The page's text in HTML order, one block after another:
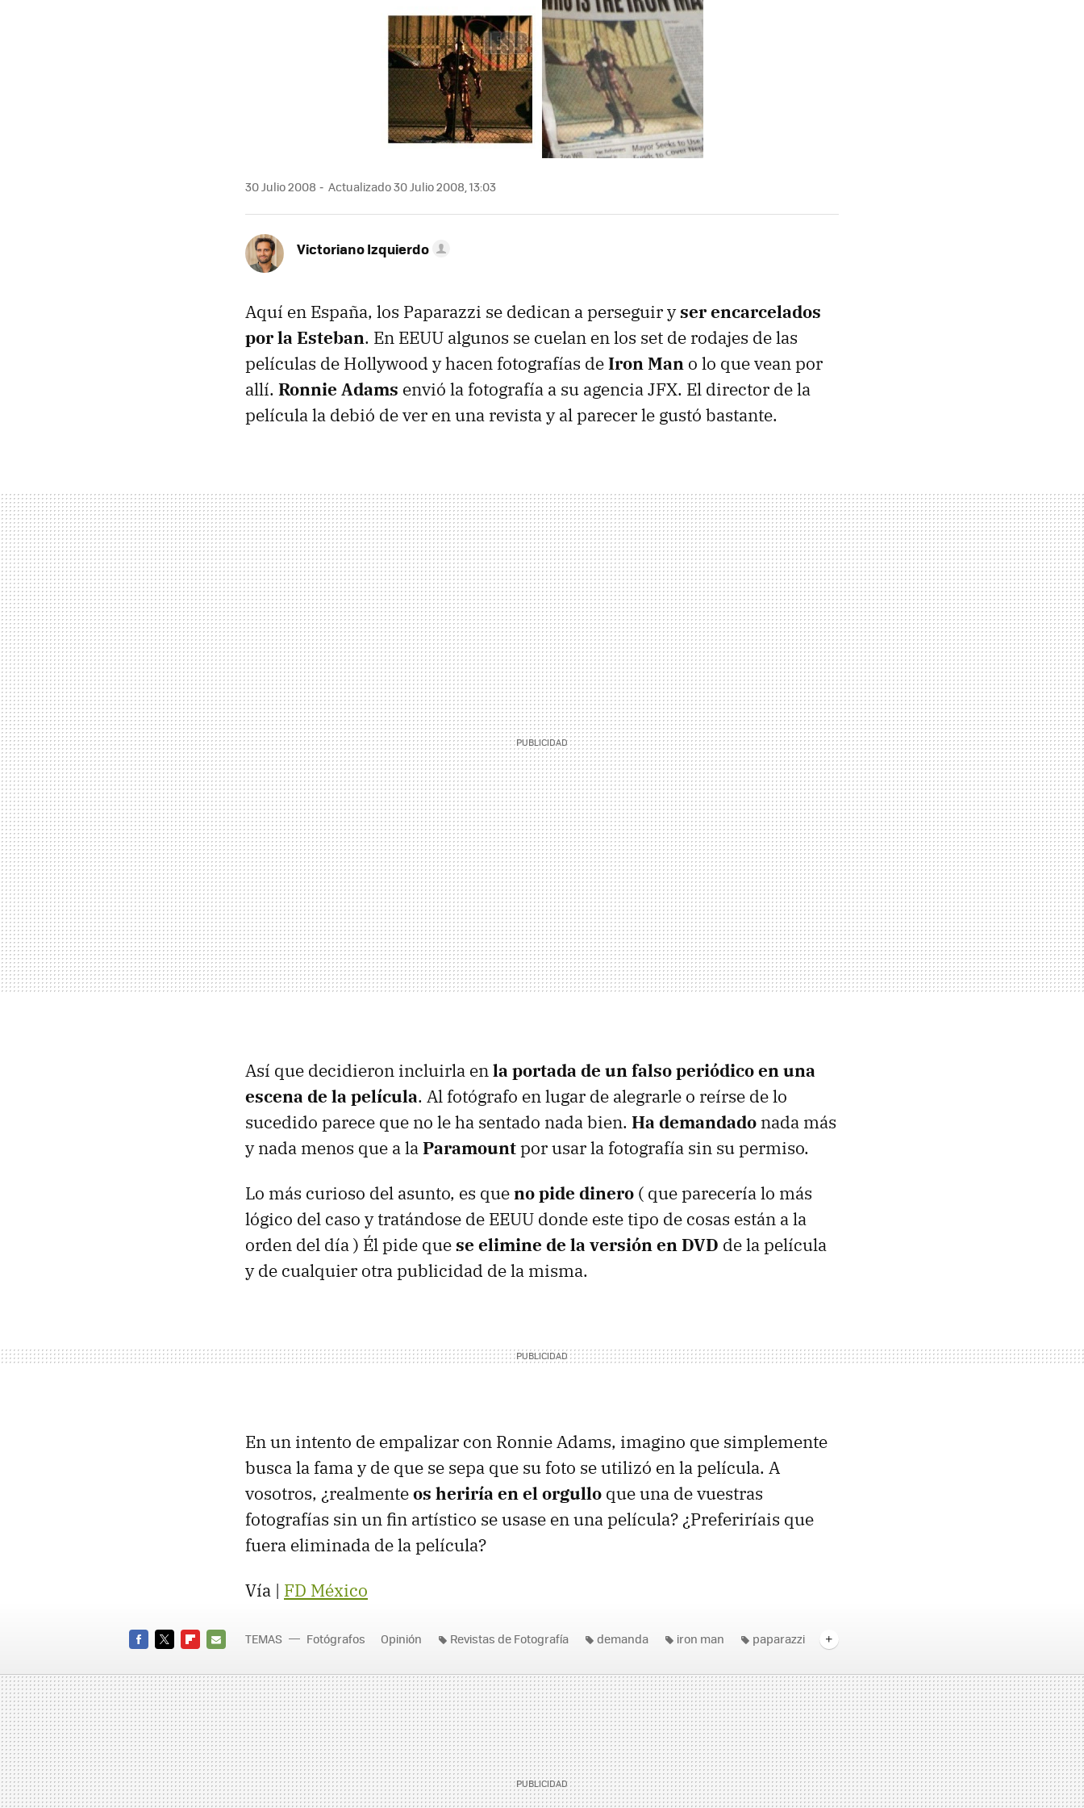
30 Julio 2008 Actualizado 30 Julio 2008, 13:03
Victoriano Izquierdo
Aquí en España, los Paparazzi se dedican a perseguir yser encarcelados
por la Esteban. En EEUU algunos se cuelan en los set de rodajes de las
películas de Hollywood y hacen fotografías deIron Man o lo que vean por
allí. Ronnie Adams envió la fotografía a su agencia JFX. El director de la
película la debió de ver en una revista y al parecer le gustó bastante.
Así que decidieron incluirla enla portada de un falso periódico en una
escena de la película. Al fotógrafo en lugar de alegrarle o reírse de lo
sucedido parece que no le ha sentado nada bien. Ha demandado nada más
y nada menos que a laParamountpor usar la fotografía sin su permiso.
Lo más curioso del asunto, es queno pide dinero ( que parecería lo más
lógico del caso y tratándose de EEUU donde este tipo de cosas están a la
orden del día ) Él pide quese elimine de la versión en DVD de la película
y de cualquier otra publicidad de la misma.
En un intento de empalizar con Ronnie Adams, imagino que simplemente
busca la fama y de que se sepa que su foto se utilizó en la película. A
vosotros, ¿realmenteos heriría en el orgullo que una de vuestras
fotografías sin un fin artístico se usase en una película? ¿Preferiríais que
fuera eliminada de la película?
Vía | FD México
MAIL
TEMAS Fotógrafos Opinión Revistas de Fotografía demanda iron man
paparazzi